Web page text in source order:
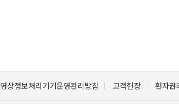
영상정보처리기기운영관리방침 고객헌장 환자권